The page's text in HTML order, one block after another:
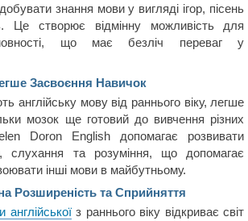
знання мови у вигляді ігор, пісень
Це створює відмінну можливість для
що має безліч переваг у
Засвоєння Навичок
англійську мову від раннього віку, легше
мозок ще готовий до вивчення різних
Doron English допомагає розвивати
слухання та розуміння, що допомагає
інші мови в майбутньому.
Розширеність та Сприйняття
з раннього віку відкриває світ